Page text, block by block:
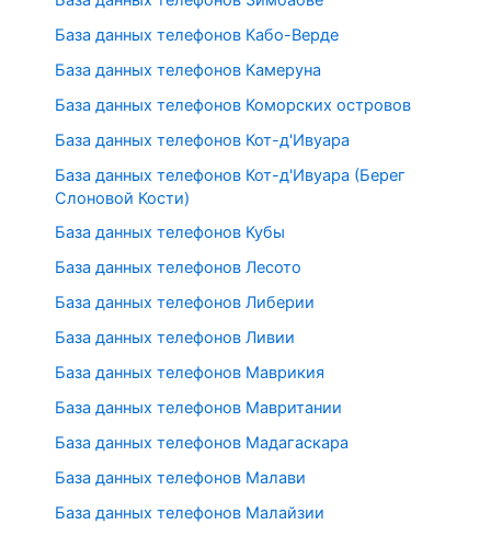
База данных телефонов Кабо-Верде
База данных телефонов Камеруна
База данных телефонов Коморских островов
База данных телефонов Кот-д'Ивуара
База данных телефонов Кот-д'Ивуара (Берег
Слоновой Кости)
База данных телефонов Кубы
База данных телефонов Лесото
База данных телефонов Либерии
База данных телефонов Ливии
База данных телефонов Маврикия
База данных телефонов Мавритании
База данных телефонов Мадагаскара
База данных телефонов Малави
База данных телефонов Малайзии